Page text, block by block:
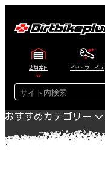
店舗案内 ピットサービス
検
索
おすすめカテゴリー